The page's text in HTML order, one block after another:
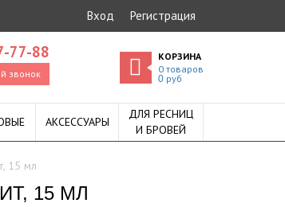
Вход Регистрация
77-88
звонок
КОРЗИНА
0 товаров
0руб
АКСЕССУАРЫ
ДЛЯ РЕСНИЦ
И БРОВЕЙ
15 мл
15 МЛ